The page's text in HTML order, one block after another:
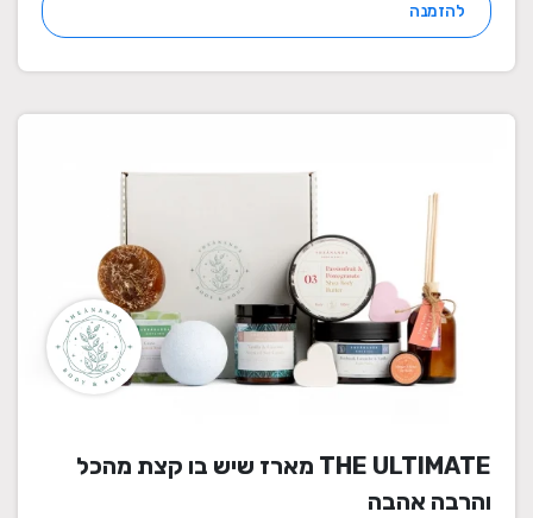
להזמנה
THE ULTIMATE מארז שיש בו קצת מהכל
והרבה אהבה